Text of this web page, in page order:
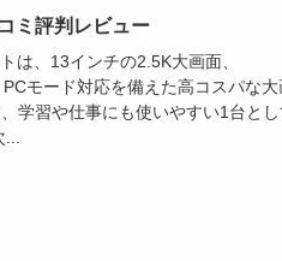
ミ評判レビュー
は、13インチの2.5K大画面、
モード対応を備えた高コスパな大
学習や仕事にも使いやすい1台とし